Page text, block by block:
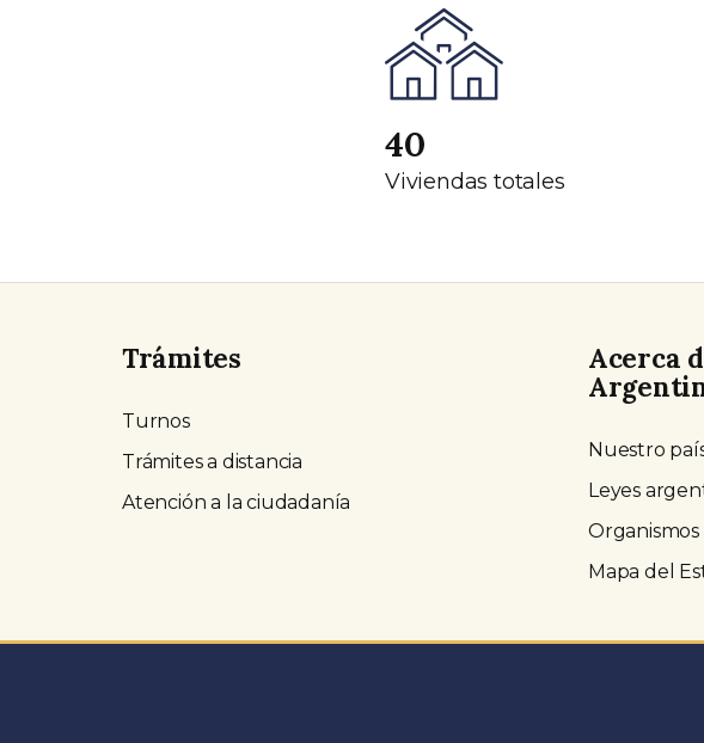
40
Viviendas totales
Trámites
Turnos
Trámites a distancia
Atención a la ciudadanía
Acerca
Nuestro
Leyes
Organismos
Mapa del